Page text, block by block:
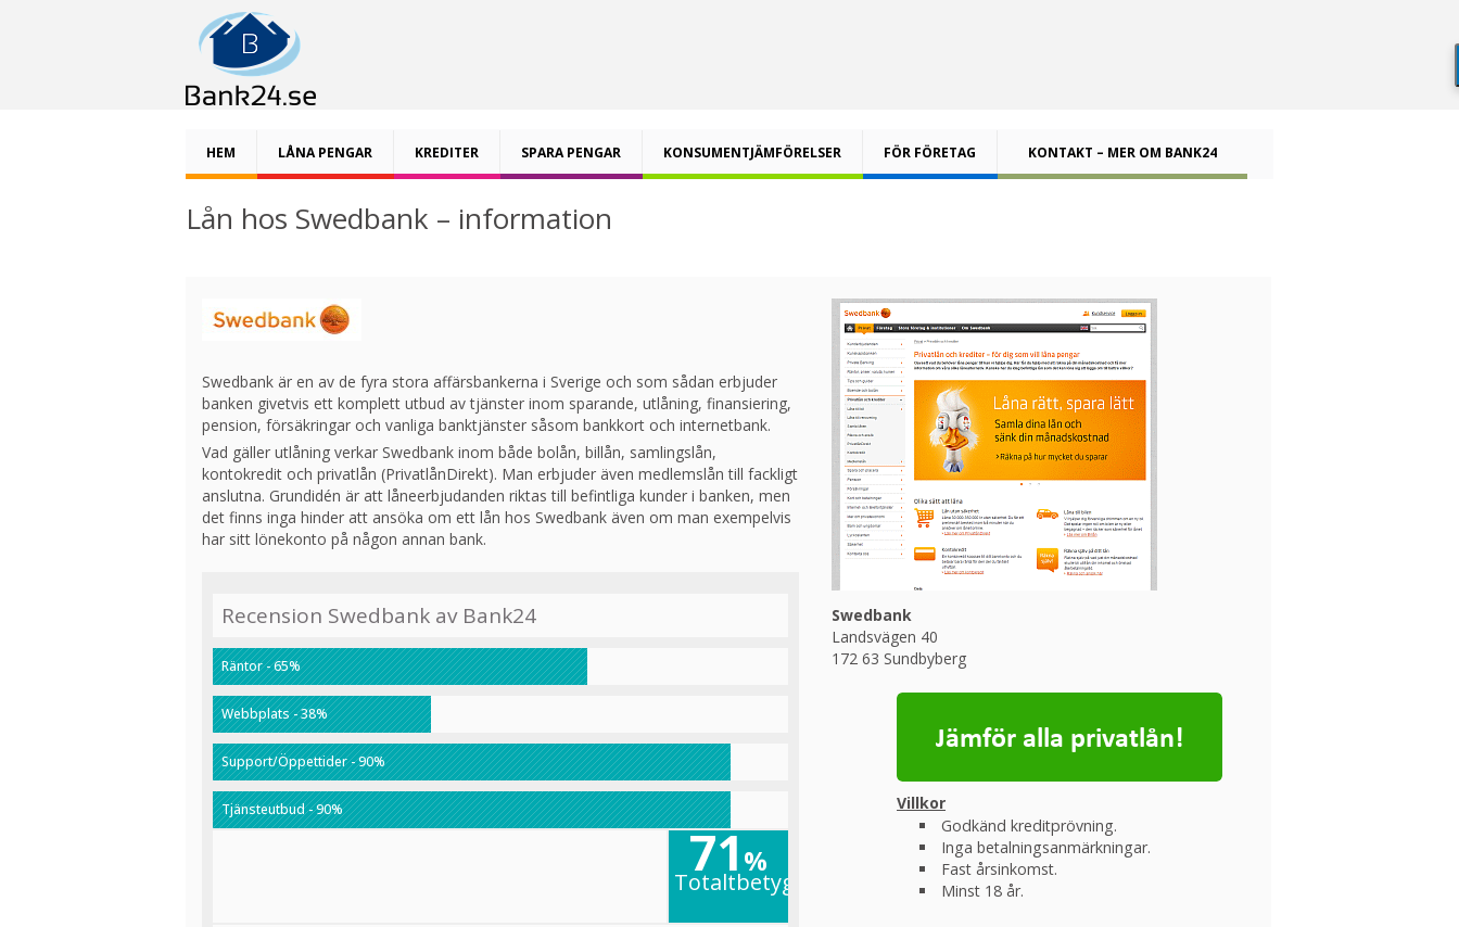
HEM LÅNA PENGAR KREDITER SPARA PENGAR KONSUMENTJÄMFÖRELSER FÖR FÖRETAG KONTAKT – MER OM BANK24
Lån hos Swedbank – information
Swedbank är en av de fyra stora affärsbankerna i Sverige och som sådan erbjuder
banken givetvis ett komplett utbud av tjänster inom sparande, utlåning, finansiering,
pension, försäkringar och vanliga banktjänster såsom bankkort och internetbank.
Vad gäller utlåning verkar Swedbank inom både bolån, billån, samlingslån,
kontokredit och privatlån (PrivatlånDirekt). Man erbjuder även medlemslån till fackligt
anslutna. Grundidén är att låneerbjudanden riktas till befintliga kunder i banken, men
det finns inga hinder att ansöka om ett lån hos Swedbank även om man exempelvis
har sitt lönekonto på någon annan bank.
Recension Swedbank av Bank24
Räntor - 65%
Webbplats - 38%
Support/Öppettider - 90%
Tjänsteutbud - 90%
71%
Totaltbetyg
Swedbank
Landsvägen 40
172 63 Sundbyberg
Villkor
Godkänd kreditprövning.
Inga betalningsanmärkningar.
Fast årsinkomst.
Minst 18 år.